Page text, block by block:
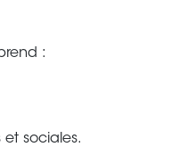
:
et sociales.